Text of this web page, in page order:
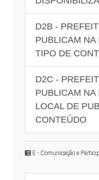
D2B -
PUBLICAM NA
TIPO DE
D2C -
PUBLICAM NA
LOCAL DE
CONTEÚDO
E - Comunicação e